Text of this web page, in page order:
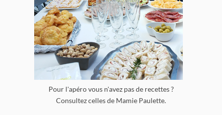
Pour l'apéro vous n'avez pas de recettes ?
Consultez celles de Mamie Paulette.